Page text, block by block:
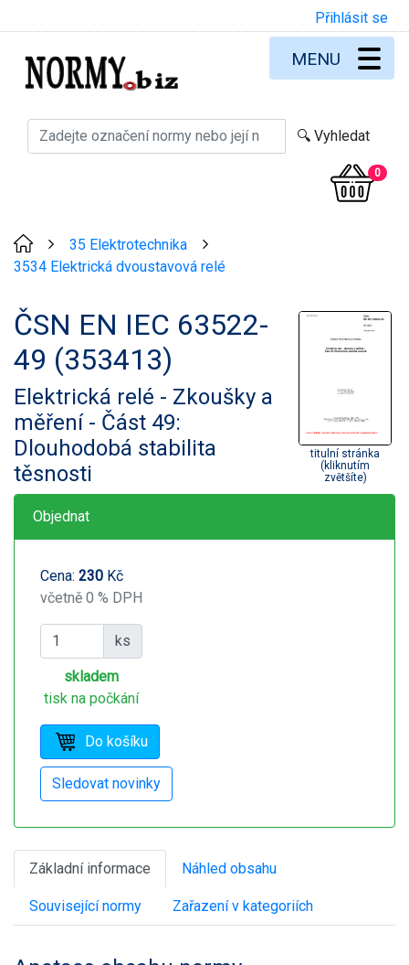
Přihlásit se
0
MENU
35 Elektrotechnika
3534 Elektrická dvoustavová relé
ČSN EN IEC 63522-
49 (353413)
Elektrická relé - Zkoušky a
měření - Část 49:
Dlouhodobá stabilita
těsnosti
titulní stránka
(kliknutím
zvětšíte)
Objednat
Cena: 230 Kč
včetně 0 % DPH
ks
skladem
tisk na počkání
Základní informace Náhled obsahu
Související normy Zařazení v kategoriích